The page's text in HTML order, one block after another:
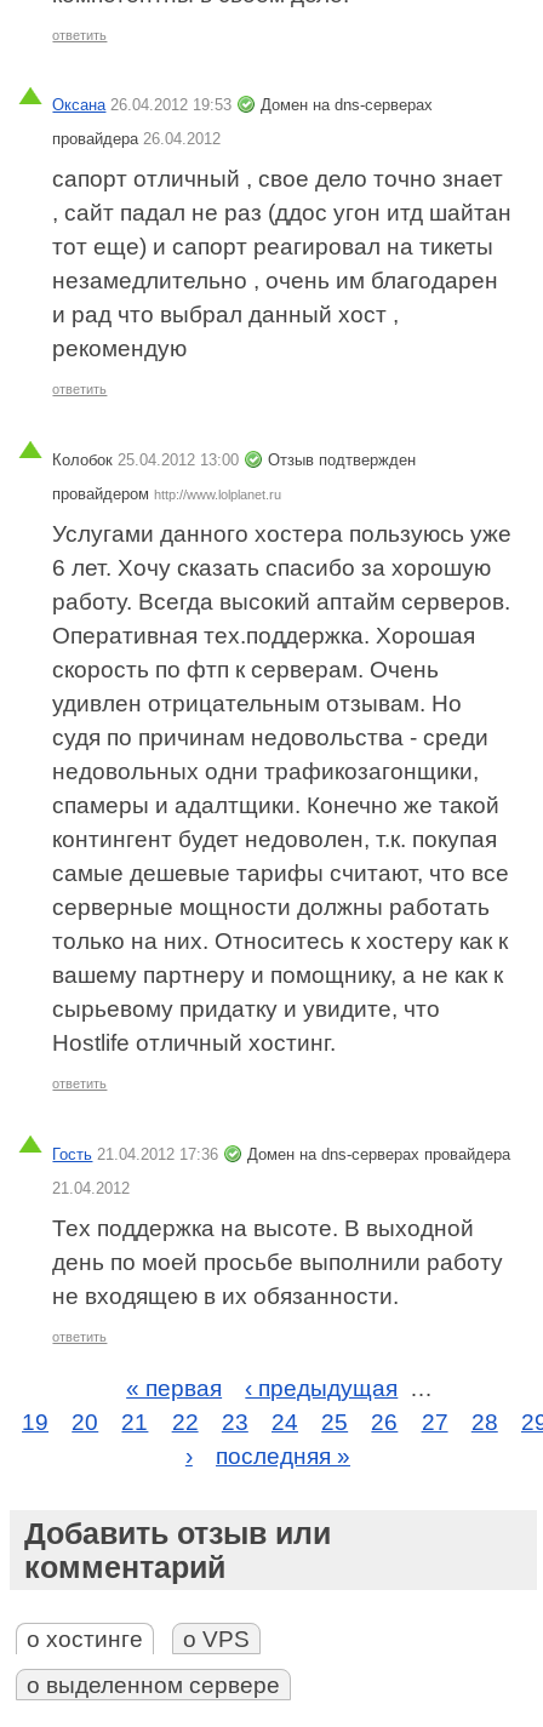
ответить
Оксана 26.04.2012 19:53
Домен на dns-серверах
провайдера26.04.2012
сапорт отличный , свое дело точно знает
, сайт падал не раз (ддос угон итд шайтан
тот еще) и сапорт реагировал на тикеты
незамедлительно , очень им благодарен
и рад что выбрал данный хост ,
рекомендую
ответить
Колобок 25.04.2012 13:00
Отзыв подтвержден
провайдером http://www.lolplanet.ru
Услугами данного хостера пользуюсь уже
6 лет. Хочу сказать спасибо за хорошую
работу. Всегда высокий аптайм серверов.
Оперативная тех.поддержка. Хорошая
скорость по фтп к серверам. Очень
удивлен отрицательным отзывам. Но
судя по причинам недовольства - среди
недовольных одни трафикозагонщики,
спамеры и адалтщики. Конечно же такой
контингент будет недоволен, т.к. покупая
самые дешевые тарифы считают, что все
серверные мощности должны работать
только на них. Относитесь к хостеру как к
вашему партнеру и помощнику, а не как к
сырьевому придатку и увидите, что
Hostlife отличный хостинг.
ответить
Гость 21.04.2012 17:36
Домен на dns-серверах провайдера
21.04.2012
Тех поддержка на высоте. В выходной
день по моей просьбе выполнили работу
не входящею в их обязанности.
ответить
« первая ‹ предыдущая
…
19
20 21 22 23 24 25 26 27 28
›
последняя »
Добавить отзыв или
комментарий
о хостинге
о VPS
о выделенном сервере